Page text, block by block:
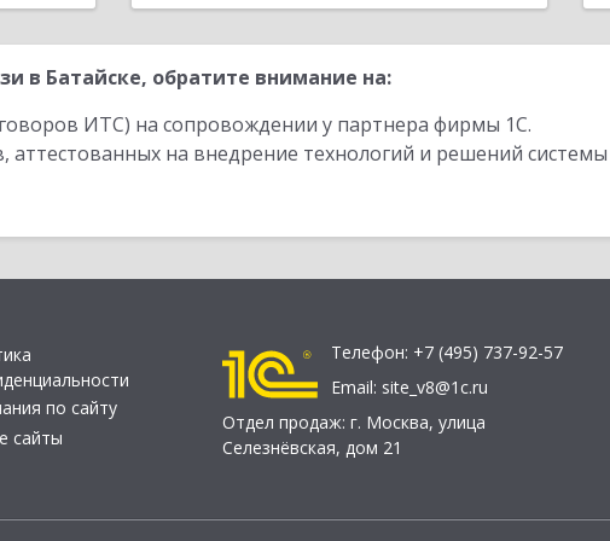
в Батайске, обратите внимание на:
ИТС) на сопровождении у партнера фирмы 1С.
аттестованных на внедрение технологий и решений
по сайту
сайты
Телефон: +7 (495) 737-92-57
Email: site_v8@1c.ru
Отдел продаж: г. Москва, улица
Селезнёвская, дом 21